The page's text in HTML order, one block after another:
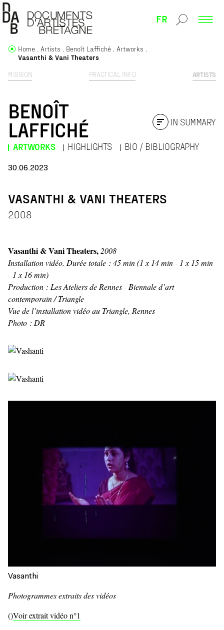
FR
MISSION PRACTICAL INFO ARTISTS
Home Artists Benoît Laffiché
Artworks
Vasanthi & Vani Theaters
BENOÎT
LAFFICHÉ
ARTWORKS HIGHLIGHTS BIO / BIBLIOGRAPHY
IN SUMMARY
30.06.2023
VASANTHI & VANI THEATERS
2008
Vasanthi & Vani Theaters, 2008
Installation vidéo. Durée totale : 45 min (1 x 14 min - 1 x 15 min
- 1 x 16 min)
Production : Les Ateliers de Rennes - Biennale d’art
contemporain / Triangle
Vue de l’installation vidéo au Triangle, Rennes
Photo : DR
Vasanthi
Photogrammes extraits des vidéos
()Voir extrait vidéo n°1